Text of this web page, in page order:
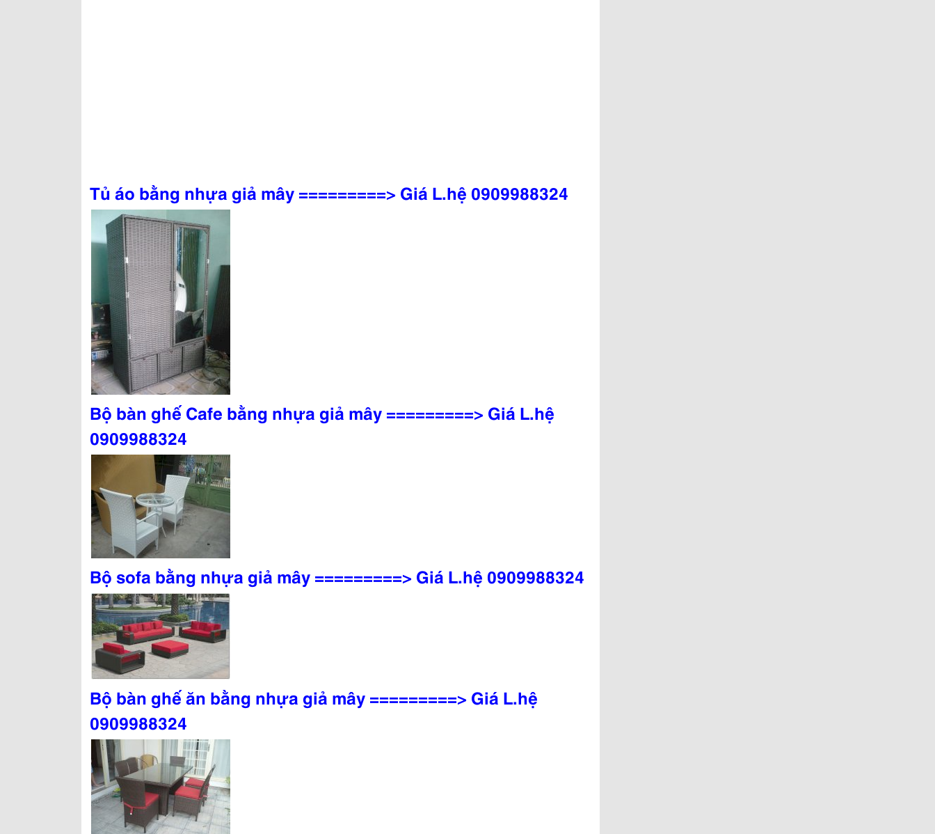
Tủ áo bằng nhựa giả mây =========> Giá L.hệ 0909988324
Bộ bàn ghế Cafe bằng nhựa giả mây =========> Giá L.hệ
0909988324
Bộ sofa bằng nhựa giả mây =========> Giá L.hệ 0909988324
Bộ bàn ghế ăn bằng nhựa giả mây =========> Giá L.hệ
0909988324